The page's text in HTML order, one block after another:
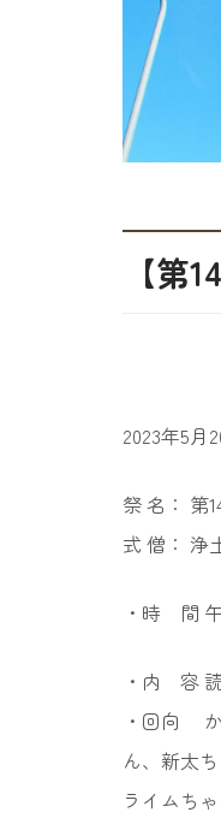
【第
2023年5月
祭 名： 第
式 僧：
・時 間
・内 容
・回向 か
ん、新太
ライムち